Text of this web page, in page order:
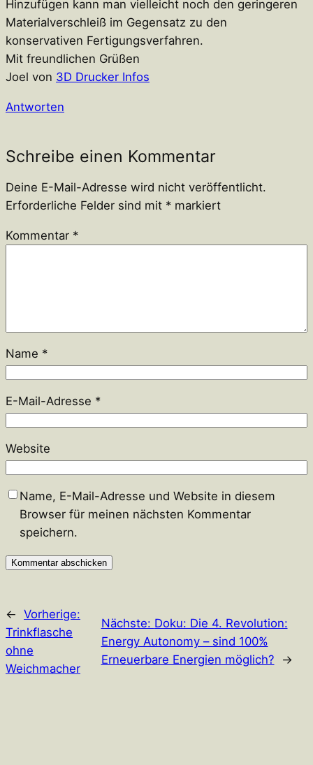
Hinzufügen kann man vielleicht noch den geringeren
Materialverschleiß im Gegensatz zu den
konservativen Fertigungsverfahren.
Mit freundlichen Grüßen
Joel von 3D Drucker Infos
Antworten
Schreibe einen Kommentar
Deine E-Mail-Adresse wird nicht veröffentlicht.
Erforderliche Felder sind mit * markiert
Kommentar *
Name *
E-Mail-Adresse *
Website
Name, E-Mail-Adresse und Website in diesem
Browser für meinen nächsten Kommentar
speichern.
← Vorherige:
Trinkflasche
ohne
Weichmacher
Nächste: Doku: Die 4. Revolution:
Energy Autonomy – sind 100%
Erneuerbare Energien möglich?
→